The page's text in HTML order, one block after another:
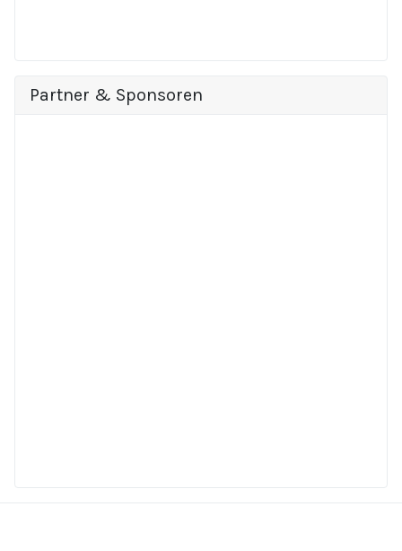
Partner & Sponsoren